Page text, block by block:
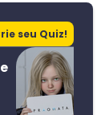
seu Quiz!